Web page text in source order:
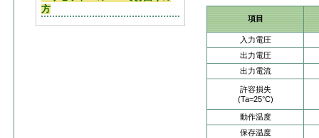
方
項目
入力電圧
出力電圧
出力電流
許容損失
(Ta=25°C)
動作温度
保存温度